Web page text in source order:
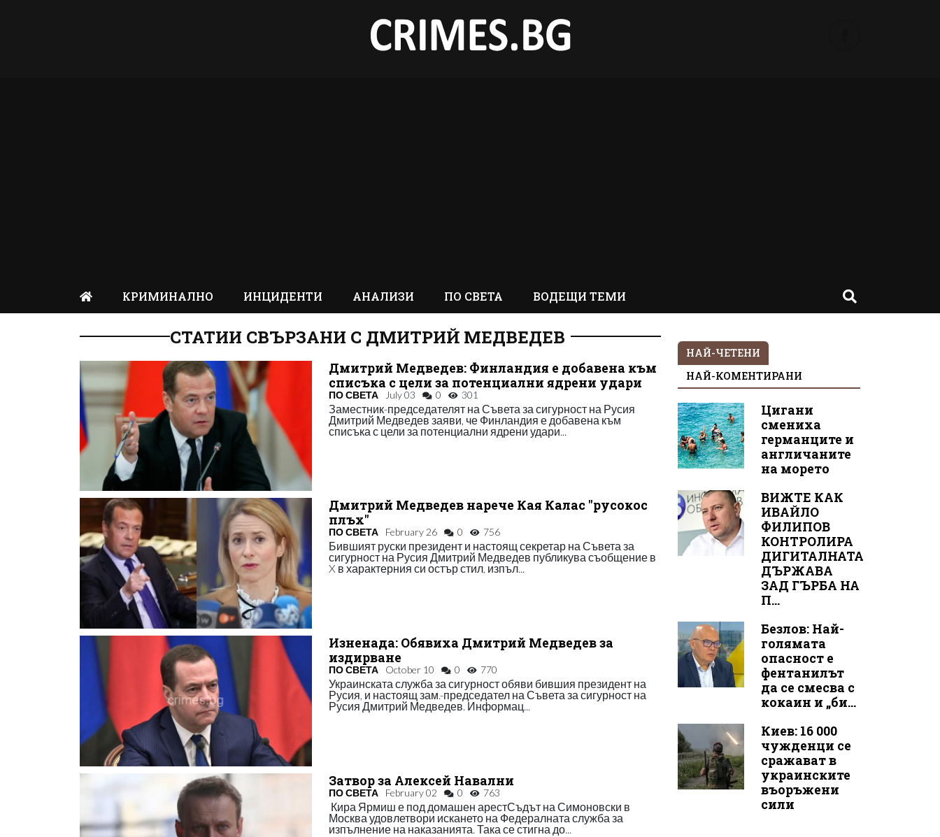
КРИМИНАЛНО ИНЦИДЕНТИ АНАЛИЗИ ПО СВЕТА ВОДЕЩИ ТЕМИ
СТАТИИ СВЪРЗАНИ С ДМИТРИЙ МЕДВЕДЕВ
Дмитрий Медведев: Финландия е добавена към
списъка с цели за потенциални ядрени удари
ПО СВЕТА July 03 0 301
Заместник-председателят на Съвета за сигурност на Русия
Дмитрий Медведев заяви, че Финландия е добавена към
списъка с цели за потенциални ядрени удари...
Дмитрий Медведев нарече Кая Калас "русокос
плъх"
ПО СВЕТА February 26 0 756
Бившият руски президент и настоящ секретар на Съвета за
сигурност на Русия Дмитрий Медведев публикува съобщение в
X в характерния си остър стил, изпъл...
Изненада: Обявиха Дмитрий Медведев за
издирване
ПО СВЕТА October 10 0 770
Украинската служба за сигурност обяви бившия президент на
Русия, и настоящ зам.-председател на Съвета за сигурност на
Русия Дмитрий Медведев. Информац...
Затвор за Алексей Навални
ПО СВЕТА February 02 0 763
Кира Ярмиш е под домашен арестСъдът на Симоновски в
Москва удовлетвори искането на Федералната служба за
изпълнение на наказанията. Така се стигна до...
НАЙ-ЧЕТЕНИ
НАЙ-КОМЕНТИРАНИ
Цигани
смениха
германците и
англичаните
на морето
ВИЖТЕ КАК
ИВАЙЛО
ФИЛИПОВ
КОНТРОЛИРА
ДИГИТАЛНАТА
ДЪРЖАВА
ЗАД ГЪРБА НА
П...
Безлов: Най-
голямата
опасност е
фентанилът
да се смесва с
кокаин и „би...
Киев: 16 000
чужденци се
сражават в
украинските
въоръжени
сили